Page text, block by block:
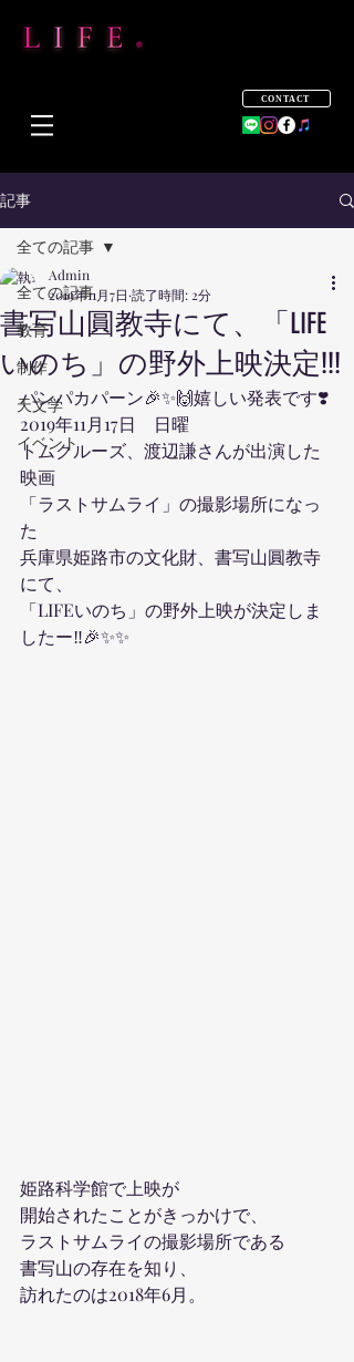
CONTACT
記事
全ての記事
教育
制作
天文学
イベント
全ての記事
書写山圓教寺にて、「LIFE
いのち」の野外上映決定!!!
Admin
2019年11月7日 読了時間: 2分
パンパカパーン🎉✨🙌嬉しい発表です❣️
2019年11月17日　日曜
トムクルーズ、渡辺謙さんが出演した
映画
「ラストサムライ」の撮影場所になっ
た
兵庫県姫路市の文化財、書写山圓教寺
にて、
「LIFEいのち」の野外上映が決定しま
したー‼️🎉✨✨
姫路科学館で上映が
開始されたことがきっかけで、
ラストサムライの撮影場所である
書写山の存在を知り、
訪れたのは2018年6月。